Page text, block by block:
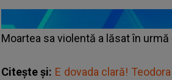
Moartea sa violentă a lăsat în
Citește și: E dovada clară!